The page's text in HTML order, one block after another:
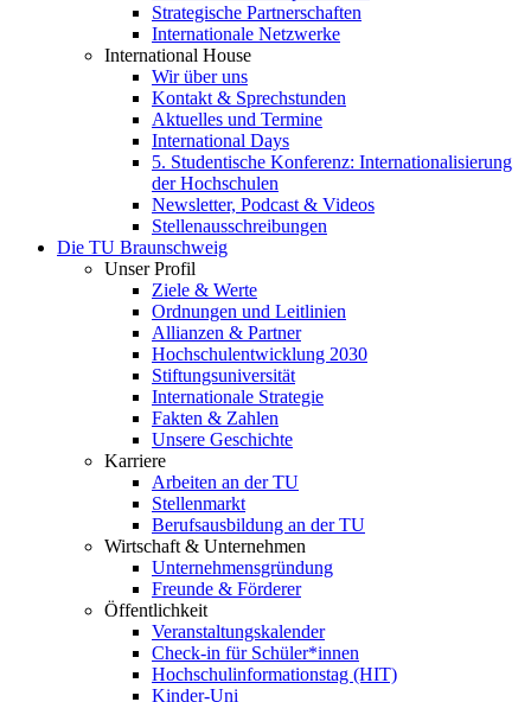
Strategische Partnerschaften
Internationale Netzwerke
International House
Wir über uns
Kontakt & Sprechstunden
Aktuelles und Termine
International Days
5. Studentische Konferenz: Internationalisierung
der Hochschulen
Newsletter, Podcast & Videos
Stellenausschreibungen
Die TU Braunschweig
Unser Profil
Ziele & Werte
Ordnungen und Leitlinien
Allianzen & Partner
Hochschulentwicklung 2030
Stiftungsuniversität
Internationale Strategie
Fakten & Zahlen
Unsere Geschichte
Karriere
Arbeiten an der TU
Stellenmarkt
Berufsausbildung an der TU
Wirtschaft & Unternehmen
Unternehmensgründung
Freunde & Förderer
Öffentlichkeit
Veranstaltungskalender
Check-in für Schüler*innen
Hochschulinformationstag (HIT)
Kinder-Uni